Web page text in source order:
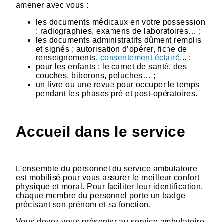
amener avec vous :
les documents médicaux en votre possession
: radiographies, examens de laboratoires… ;
les documents administratifs dûment remplis
et signés : autorisation d’opérer, fiche de
renseignements, consentement éclairé... ;
pour les enfants : le carnet de santé, des
couches, biberons, peluches… ;
un livre ou une revue pour occuper le temps
pendant les phases pré et post-opératoires.
Accueil dans le service
L’ensemble du personnel du service ambulatoire
est mobilisé pour vous assurer le meilleur confort
physique et moral. Pour faciliter leur identification,
chaque membre du personnel porte un badge
précisant son prénom et sa fonction.